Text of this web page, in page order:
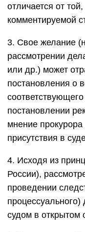
отличается от
комментируемой
3. Свое желание
рассмотрении
или др.) может
постановления о
постановлении
мнение
присутствия в
4. Исходя из
России),
проведении
процессуального)
судом в открытом